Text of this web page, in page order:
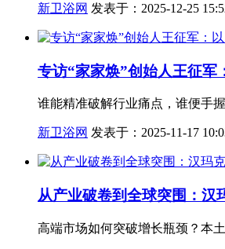
新卫浴网 发表于：2025-12-25
专访“家家焕”创始人王征军
谁能精准破解行业痛点，谁便手
新卫浴网 发表于：2025-11-17
从产业破卷到全球突围：汉
高端市场如何突破增长瓶颈？本